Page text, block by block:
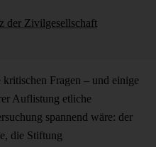
der Zivilgesellschaft
Fragen – und einige
Auflistung etliche
spannend wäre: der
die Stiftung